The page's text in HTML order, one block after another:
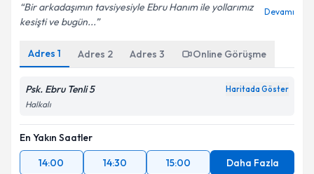
Bir arkadaşımın tavsiyesiyle Ebru Hanım ile yollarımız
kesişti ve bugün...
Devamı
Adres 1 Adres 2 Adres 3 Online Görüşme
Psk. Ebru Tenli 5 Haritada Göster
Halkalı
En Yakın Saatler
14:00
14:30 15:00 Daha Fazla